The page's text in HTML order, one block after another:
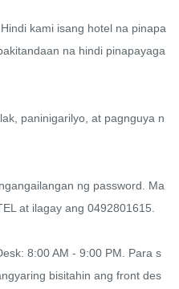
kami isang hotel na pinapa
na hindi pinapayaga
paninigarilyo, at pagnguya n
ng password. Ma
at ilagay ang 0492801615.
8:00 AM - 9:00 PM. Para s
bisitahin ang front des